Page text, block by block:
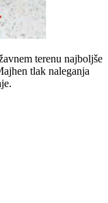
terenu najboljše
tlak naleganja